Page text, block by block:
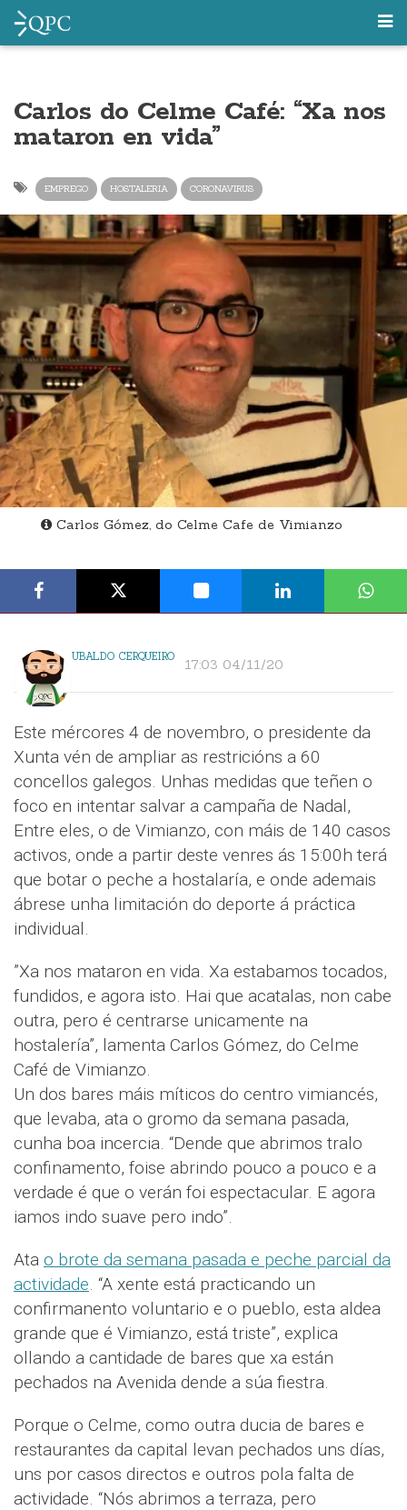
Carlos do Celme Café: “Xa nos
mataron en vida”
EMPREGO HOSTALERIA CORONAVIRUS
Carlos Gómez, do Celme Cafe de Vimianzo
UBALDO CERQUEIRO 17:03 04/11/20
Este mércores 4 de novembro, o presidente da
Xunta vén de ampliar as restricións a 60
concellos galegos. Unhas medidas que teñen o
foco en intentar salvar a campaña de Nadal,
Entre eles, o de Vimianzo, con máis de 140 casos
activos, onde a partir deste venres ás 15:00h terá
que botar o peche a hostalaría, e onde ademais
ábrese unha limitación do deporte á práctica
individual.
”Xa nos mataron en vida. Xa estabamos tocados,
fundidos, e agora isto. Hai que acatalas, non cabe
outra, pero é centrarse unicamente na
hostalería”, lamenta Carlos Gómez, do Celme
Café de Vimianzo.
Un dos bares máis míticos do centro vimiancés,
que levaba, ata o gromo da semana pasada,
cunha boa incercia. “Dende que abrimos tralo
confinamento, foise abrindo pouco a pouco e a
verdade é que o verán foi espectacular. E agora
iamos indo suave pero indo”.
Ata o brote da semana pasada e peche parcial da
actividade. “A xente está practicando un
confirmanento voluntario e o pueblo, esta aldea
grande que é Vimianzo, está triste”, explica
ollando a cantidade de bares que xa están
pechados na Avenida dende a súa fiestra.
Porque o Celme, como outra ducia de bares e
restaurantes da capital levan pechados uns días,
uns por casos directos e outros pola falta de
actividade. “Nós abrimos a terraza, pero